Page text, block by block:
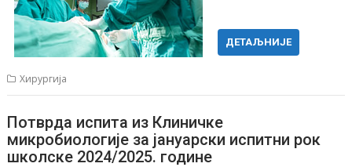
ДЕТАЉНИЈЕ
Хирургија
Потврда испита из Клиничке
микробиологије за јануарски испитни рок
школске 2024/2025. године